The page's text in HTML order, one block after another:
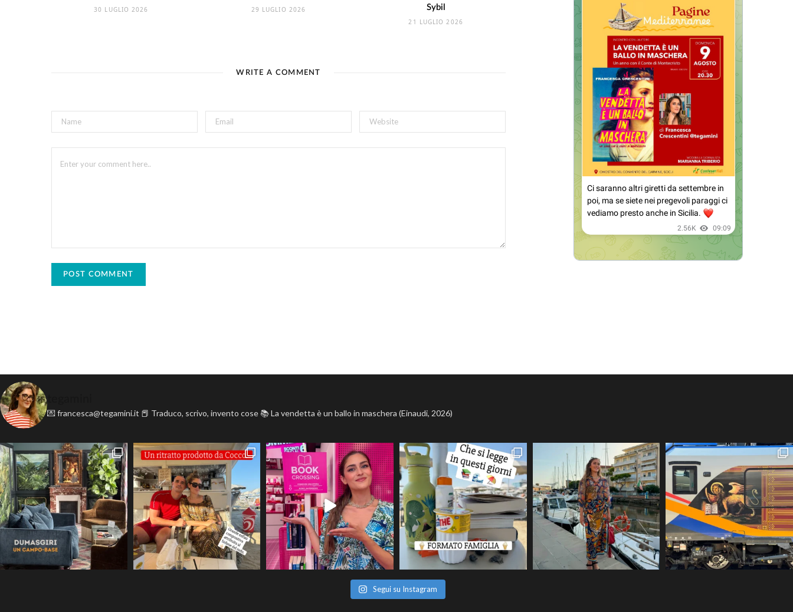
30 LUGLIO 2026 29 LUGLIO 2026
Sybil
21 LUGLIO 2026
WRITE A COMMENT
💌 francesca@tegamini.it 📕 Traduco, scrivo, invento cose 📚 La vendetta è un ballo in maschera (Einaudi, 2026)
Segui su Instagram